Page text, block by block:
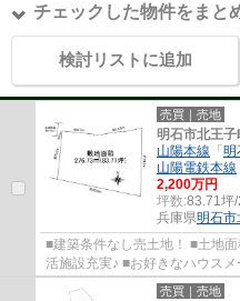
チェックした物件をまと
検討リストに追加
売買｜売地
明石市北王
山陽本線 「明
山陽電鉄本線
2,200万円
坪数:83.71坪
兵庫県明石市
■建築条件なし売土地！ ■土地
活施設充実♪ ■お好きなハウス
売買｜売地